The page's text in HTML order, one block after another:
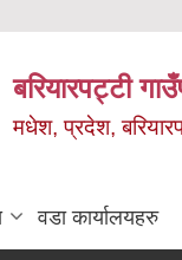
बरियारपट्टी
मधेश, प्रदेश,
वडा कार्यालयहरु